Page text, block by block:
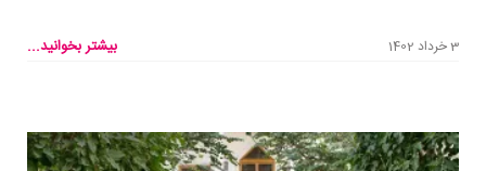
3 خرداد 1402 بیشتر بخوانید...